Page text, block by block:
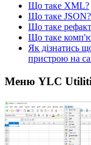
Що таке XML?
Що таке JSON?
Що таке
Що таке
Як дізнатись
пристрою на
Меню YLC